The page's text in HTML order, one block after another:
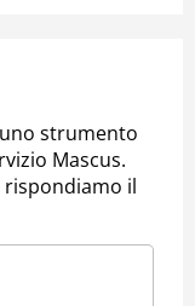
strumento
Mascus.
rispondiamo il